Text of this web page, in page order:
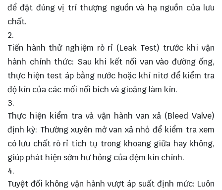
để đặt đúng vị trí thượng nguồn và hạ nguồn của lưu
chất.
Tiến hành thử nghiệm rò rỉ (Leak Test) trước khi vận
hành chính thức: Sau khi kết nối van vào đường ống,
thực hiện test áp bằng nước hoặc khí nitơ để kiểm tra
độ kín của các mối nối bích và gioăng làm kín.
Thực hiện kiểm tra và vận hành van xả (Bleed Valve)
định kỳ: Thường xuyên mở van xả nhỏ để kiểm tra xem
có lưu chất rò rỉ tích tụ trong khoang giữa hay không,
giúp phát hiện sớm hư hỏng của đệm kín chính.
Tuyệt đối không vận hành vượt áp suất định mức: Luôn